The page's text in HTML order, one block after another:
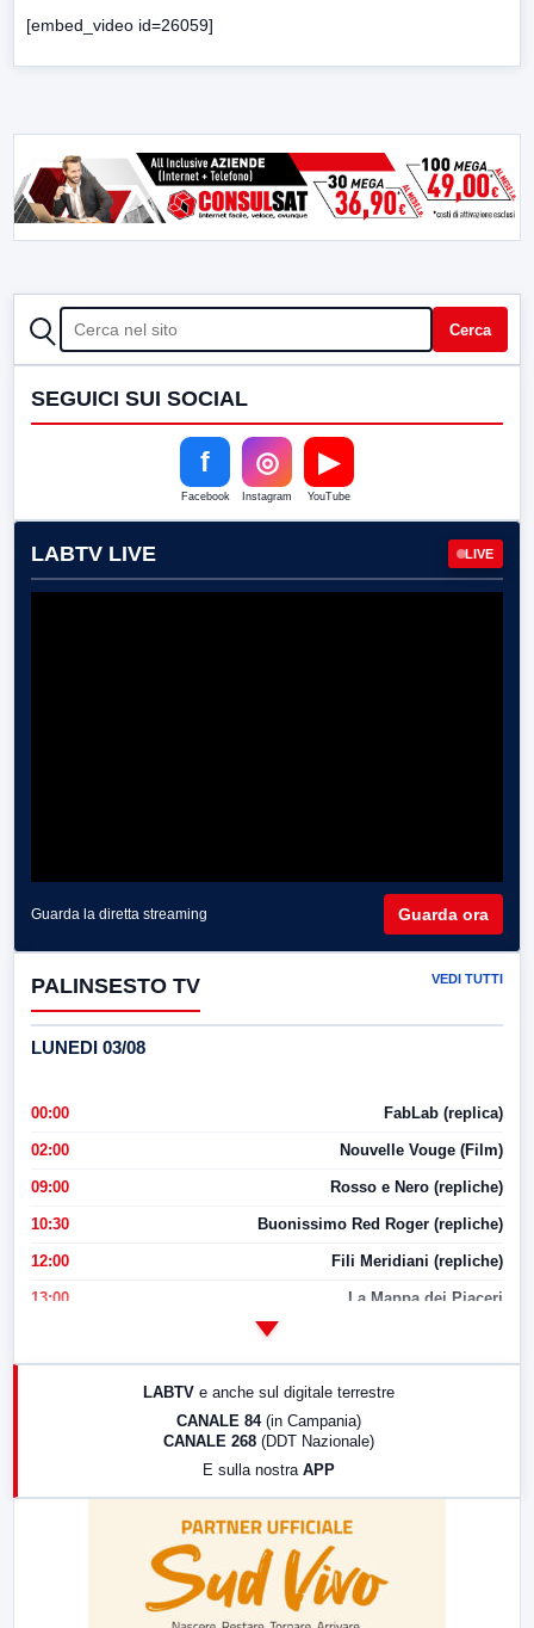
[embed_video id=26059]
CERCA Cerca
SEGUICI SUI SOCIAL
f
Facebook
◎
Instagram
▶
YouTube
LABTV LIVE LIVE
Guarda la diretta streaming Guarda ora
PALINSESTO TV VEDI TUTTI
LUNEDI 03/08
00:00 FabLab (replica)
02:00 Nouvelle Vouge (Film)
09:00 Rosso e Nero (repliche)
10:30 Buonissimo Red Roger (repliche)
12:00 Fili Meridiani (repliche)
13:00 La Mappa dei Piaceri
LABTV e anche sul digitale terrestre
CANALE 84 (in Campania)
CANALE 268 (DDT Nazionale)
E sulla nostra APP